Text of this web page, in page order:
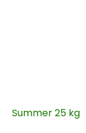
Summer 25 kg